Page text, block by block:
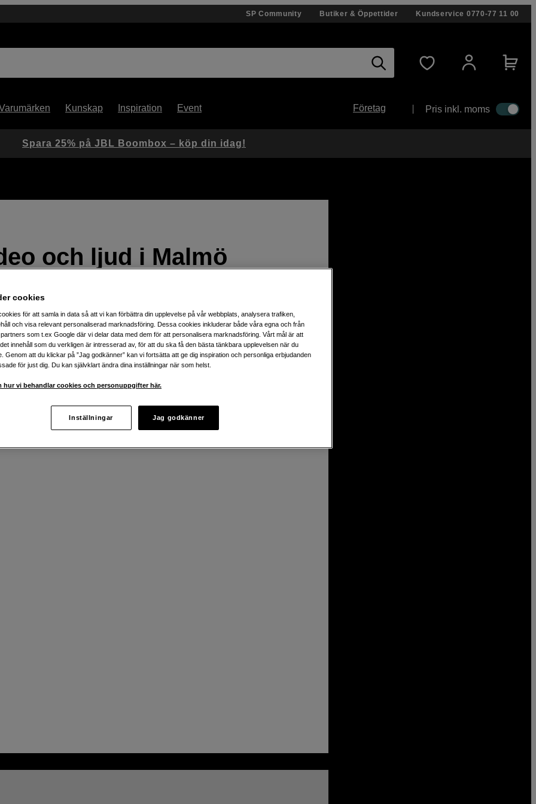
SP Community Butiker & Öppettider Kundservice 0770-77 11 00
Kunskap Inspiration Event Företag Pris inkl. moms
och ljud i Malmö
i Skåne. Här kan du ta del av ett uppdaterat demosortiment med
köpa både hårdvara och tillbehör, och vi erbjuder även teknisk
leveranser med budtjänster och avhämtning.
– gör din beställning på plats i vår butik eller kontakta våra experter
Spara 25% på JBL Boombox – köp din idag!
cookies
för att samla in data så att vi kan förbättra din upplevelse på vår webbplats, analysera trafiken,
och visa relevant personaliserad marknadsföring. Dessa cookies inkluderar både våra egna och från
som t.ex Google där vi delar data med dem för att personalisera marknadsföring. Vårt mål är att
innehåll som du verkligen är intresserad av, för att du ska få den bästa tänkbara upplevelsen när du
Genom att du klickar på ”Jag godkänner” kan vi fortsätta att ge dig inspiration och personliga erbjudanden
för just dig. Du kan självklart ändra dina inställningar när som helst.
hur vi behandlar cookies och personuppgifter här.
Inställningar Jag godkänner